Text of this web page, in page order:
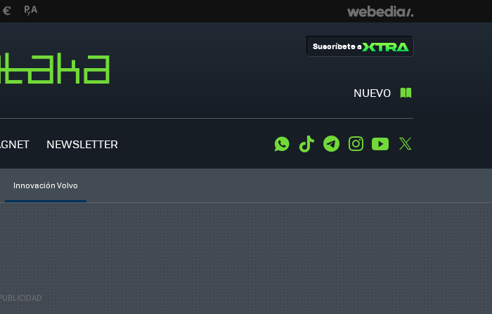
NUEVO
Suscríbete a
NEWSLETTER WhatsApp
Tiktok TelegramInstagramYoutube
Innovación Volvo